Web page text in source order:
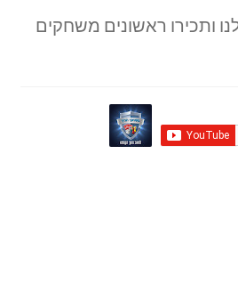
ותכירו ראשונים משחקים